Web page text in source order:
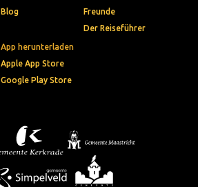
App herunterladen
Apple App Store
Google Play Store
Blog
Freunde
Der Reiseführer